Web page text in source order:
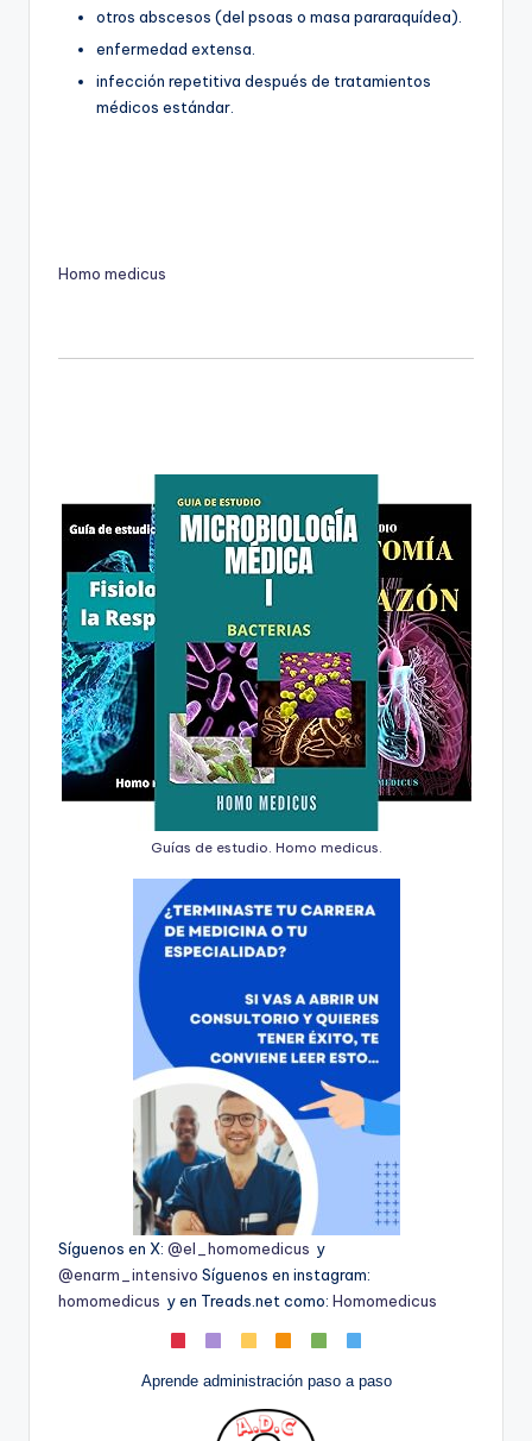
otros abscesos (del psoas o masa pararaquídea).
enfermedad extensa.
infección repetitiva después de tratamientos
médicos estándar.
Homo medicus
Guías de estudio. Homo medicus.
Síguenos en X: @el_homomedicus y
@enarm_intensivo Síguenos en instagram:
homomedicus y en Treads.net como: Homomedicus
Aprende administración paso a paso